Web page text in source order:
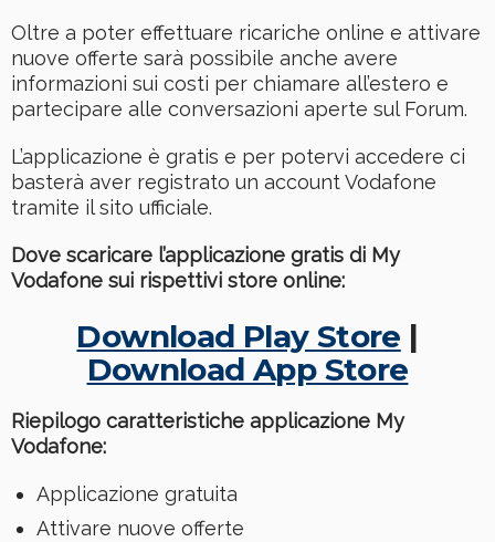
Oltre a poter effettuare ricariche online e attivare
nuove offerte sarà possibile anche avere
informazioni sui costi per chiamare all’estero e
partecipare alle conversazioni aperte sul Forum.
L’applicazione è gratis e per potervi accedere ci
basterà aver registrato un account Vodafone
tramite il sito ufficiale.
Dove scaricare l’applicazione gratis di My
Vodafone sui rispettivi store online:
Download Play Store |
Download App Store
Riepilogo caratteristiche applicazione My
Vodafone:
Applicazione gratuita
Attivare nuove offerte